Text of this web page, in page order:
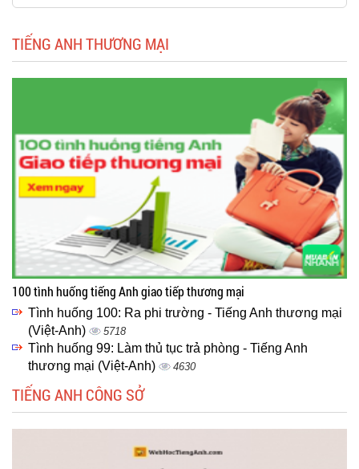
TIẾNG ANH THƯƠNG MẠI
100 tình huống tiếng Anh giao tiếp thương mại
Tình huống 100: Ra phi trường - Tiếng Anh thương mại
(Việt-Anh)
5718
Tình huống 99: Làm thủ tục trả phòng - Tiếng Anh
thương mại (Việt-Anh)
4630
TIẾNG ANH CÔNG SỞ